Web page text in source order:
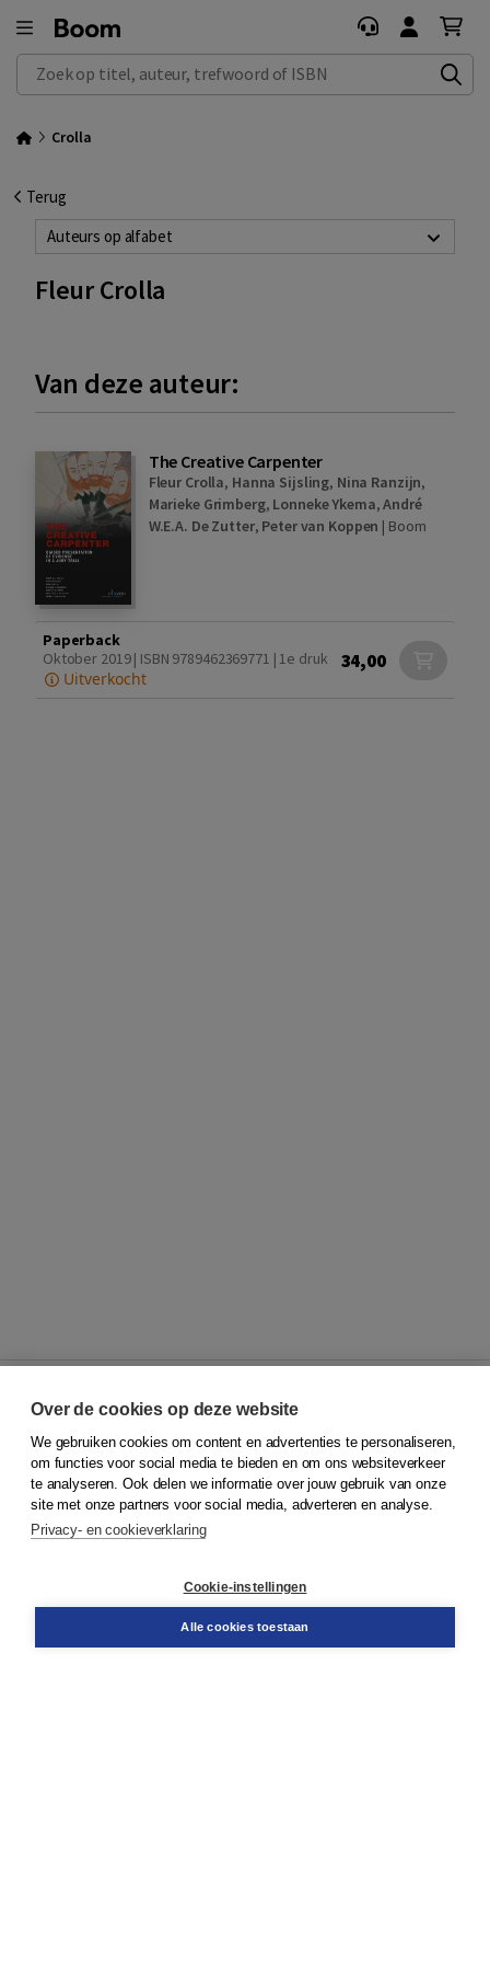
Zoek op titel, auteur, trefwoord of ISBN
Crolla
Terug
Auteurs op alfabet
Fleur Crolla
Van deze auteur:
The Creative Carpenter
Fleur Crolla, Hanna Sijsling, Nina Ranzijn,
Marieke Grimberg, Lonneke Ykema,André
W.E.A. De Zutter, Peter van Koppen | Boom
Paperback
Oktober 2019 | ISBN 9789462369771 | 1e druk
Uitverkocht
34,00
© 2026Koninklijke Boom uitgevers
Klantenservice
Service & informatie
Contact
Over de cookies op deze website
We gebruiken cookies om content en advertenties te personaliseren,
om functies voor social media te bieden en om ons websiteverkeer
te analyseren. Ook delen we informatie over jouw gebruik van onze
site met onze partners voor social media, adverteren en analyse.
Privacy- en cookieverklaring
Cookie-instellingen
Alle cookies toestaan